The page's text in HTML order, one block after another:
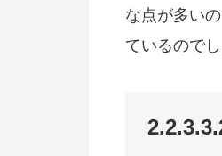
な点が多い
ているのでし